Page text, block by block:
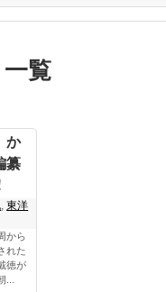
一覧
か
纂
,東洋
から
れた
徳が